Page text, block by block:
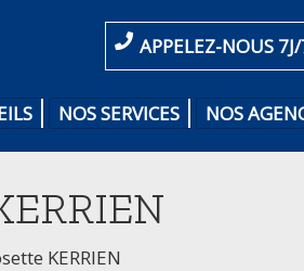
APPELEZ-NOUS
NOS SERVICES NOS
KERRIEN